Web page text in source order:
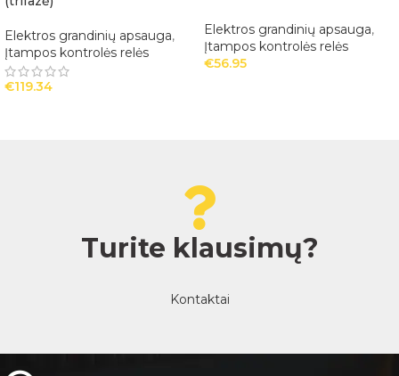
Elektros grandinių apsauga,
Įtampos kontrolės relės
€119.34
Elektros grandinių apsauga,
Įtampos kontrolės relės
€56.95
Turite klausimų?
Kontaktai